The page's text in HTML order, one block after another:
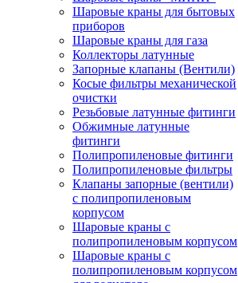
Шаровые краны для бытовых
приборов
Шаровые краны для газа
Коллекторы латунные
Запорные клапаны (Вентили)
Косые фильтры механической
очистки
Резьбовые латунные фитинги
Обжимные латунные
фитинги
Полипропиленовые фитинги
Полипропиленовые фильтры
Клапаны запорные (вентили)
с полипропиленовым
корпусом
Шаровые краны с
полипропиленовым корпусом
Шаровые краны с
полипропиленовым корпусом